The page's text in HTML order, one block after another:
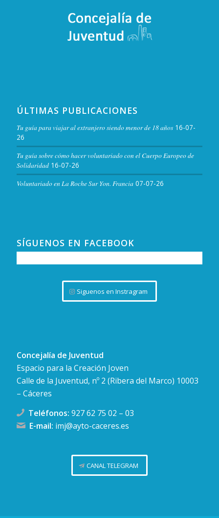
ÚLTIMAS PUBLICACIONES
Tu guía para viajar al extranjero siendo menor de 18 años 16-07-
26
Tu guía sobre cómo hacer voluntariado con el Cuerpo Europeo de
Solidaridad 16-07-26
Voluntariado en La Roche Sur Yon. Francia 07-07-26
SÍGUENOS EN FACEBOOK
Siguenos en Instragram
Concejalía de Juventud
Espacio para la Creación Joven
Calle de la Juventud, nº 2 (Ribera del Marco) 10003
– Cáceres
Teléfonos: 927 62 75 02 – 03
E-mail: imj@ayto-caceres.es
CANAL TELEGRAM